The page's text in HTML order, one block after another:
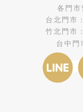
各門市
台北門市：
竹北門市：
台中門